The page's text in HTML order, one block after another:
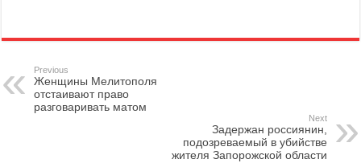
Previous
Женщины Мелитополя
отстаивают право
разговаривать матом
Next
Задержан россиянин,
подозреваемый в убийстве
жителя Запорожской области